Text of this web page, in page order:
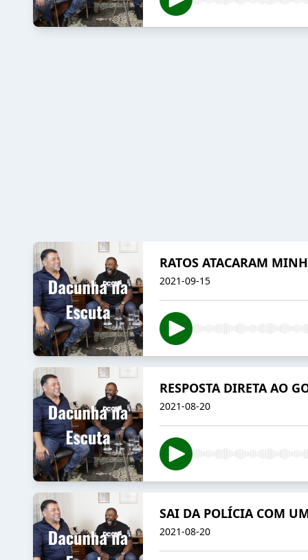
RATOS ATACARAM
2021-09-15
RESPOSTA DIRETA AO
2021-08-20
SAI DA POLÍCIA COM
2021-08-20